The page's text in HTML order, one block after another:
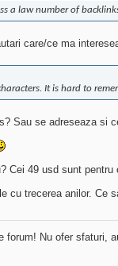
a law number of
care/ce ma
It is hard to
Sau se adreseaza si
Cei 49 usd sunt pentru
cu trecerea anilor. Ce
forum! Nu ofer sfaturi,